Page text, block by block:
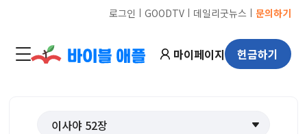
로그인 ㅣ GOODTVㅣ 데일리굿뉴스 ㅣ 문의하기
마이페이지 헌금하기
이사야 52장